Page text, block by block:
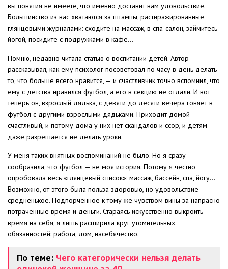
вы понятия не имеете, что именно доставит вам удовольствие.
Большинство из вас хватаются за штампы, растиражированные
глянцевыми журналами: сходите на массаж, в спа-салон, займитесь
йогой, посидите с подружками в кафе…
Помню, недавно читала статью о воспитании детей. Автор
рассказывал, как ему психолог посоветовал по часу в день делать
то, что больше всего нравится, — и счастливчик точно вспомнил, что
ему с детства нравился футбол, а его в секцию не отдали. И вот
теперь он, взрослый дядька, с девяти до десяти вечера гоняет в
футбол с другими взрослыми дядьками. Приходит домой
счастливый, и потому дома у них нет скандалов и ссор, и детям
даже разрешается не делать уроки.
У меня таких внятных воспоминаний не было. Но я сразу
сообразила, что футбол — не моя история. Потому я честно
опробовала весь «глянцевый список»: массаж, бассейн, спа, йогу…
Возможно, от этого была польза здоровью, но удовольствие —
средненькое. Подпорченное к тому же чувством вины за напрасно
потраченные время и деньги. Стараясь искусственно выкроить
время на себя, я лишь расширила круг утомительных
обязанностей: работа, дом, насебячество.
По теме: Чего категорически нельзя делать